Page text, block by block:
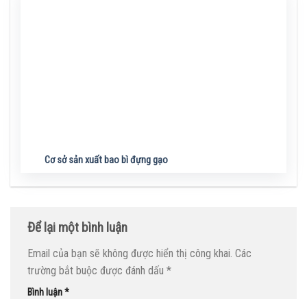
Cơ sở sản xuất bao bì đựng gạo
Để lại một bình luận
Email của bạn sẽ không được hiển thị công khai. Các
trường bắt buộc được đánh dấu *
Bình luận*